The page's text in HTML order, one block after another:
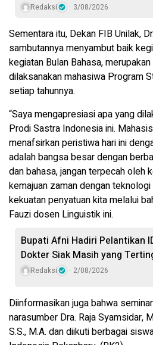
Redaksi 3/08/2026
Sementara itu, Dekan FIB Unilak,
sambutannya menyambut baik
kegiatan Bulan Bahasa,
dilaksanakan mahasiwa Program
setiap tahunnya.
“Saya mengapresiasi apa yang
Prodi Sastra Indonesia ini.
menafsirkan peristiwa hari ini
adalah bangsa besar dengan
dan bahasa, jangan terpecah oleh
kemajuan zaman dengan
kekuatan penyatuan kita melalui
Fauzi dosen Linguistik ini.
Bupati Afni Hadiri Pelantikan
Dokter Siak Masih yang
Redaksi 2/08/2026
Diinformasikan juga bahwa
narasumber Dra. Raja Syamsidar,
S.S., M.A. dan diikuti berbagai